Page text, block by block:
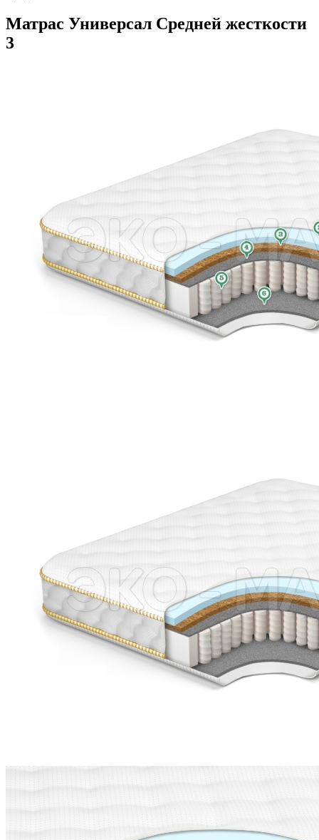
Матрас Универсал Средней жесткости
3